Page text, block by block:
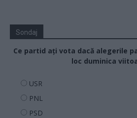
Sondaj
Ce partid ați vota dacă alegerile
loc duminica
USR
PNL
PSD